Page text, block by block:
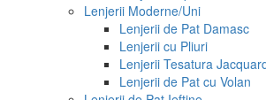
Lenjerii Moderne/Uni
Lenjerii de Pat Damasc
Lenjerii cu Pliuri
Lenjerii Tesatura
Lenjerii de Pat cu Volan